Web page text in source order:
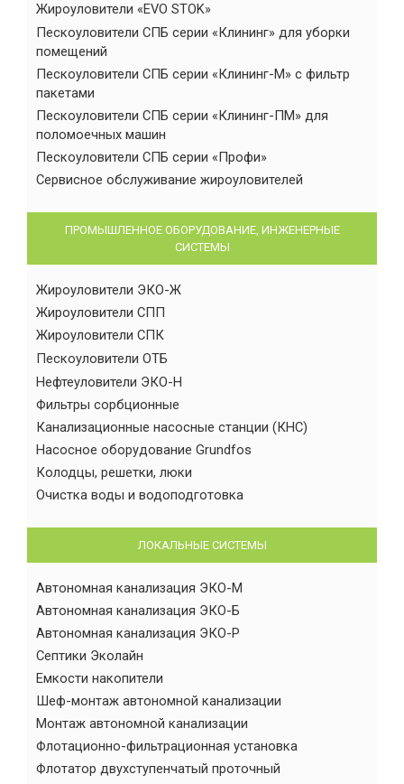
Жироуловители «EVO STOK»
Пескоуловители СПБ серии «Клининг» для уборки
помещений
Пескоуловители СПБ серии «Клининг-М» с фильтр
пакетами
Пескоуловители СПБ серии «Клининг-ПМ» для
поломоечных машин
Пескоуловители СПБ серии «Профи»
Сервисное обслуживание жироуловителей
ПРОМЫШЛЕННОЕ ОБОРУДОВАНИЕ, ИНЖЕНЕРНЫЕ
СИСТЕМЫ
Жироуловители ЭКО-Ж
Жироуловители СПП
Жироуловители СПК
Пескоуловители ОТБ
Нефтеуловители ЭКО-Н
Фильтры сорбционные
Канализационные насосные станции (КНС)
Насосное оборудование Grundfos
Колодцы, решетки, люки
Очистка воды и водоподготовка
ЛОКАЛЬНЫЕ СИСТЕМЫ
Автономная канализация ЭКО-М
Автономная канализация ЭКО-Б
Автономная канализация ЭКО-Р
Септики Эколайн
Емкости накопители
Шеф-монтаж автономной канализации
Монтаж автономной канализации
Флотационно-фильтрационная установка
Флотатор двухступенчатый проточный